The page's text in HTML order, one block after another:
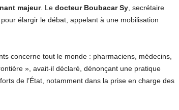
majeur. Le docteur Boubacar Sy, secrétaire
élargir le débat, appelant à une mobilisation
concerne tout le monde : pharmaciens, médecins,
», avait-il déclaré, dénonçant une pratique
de l’État, notamment dans la prise en charge des